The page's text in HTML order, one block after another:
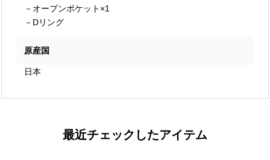
－オープンポケット×1
－Dリング
原産国
日本
最近チェックしたアイテム